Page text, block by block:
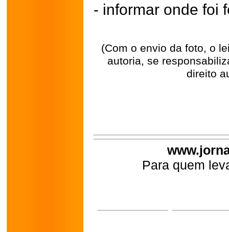
- informar onde foi
(Com o envio da foto, o
autoria, se
direito
Para quem